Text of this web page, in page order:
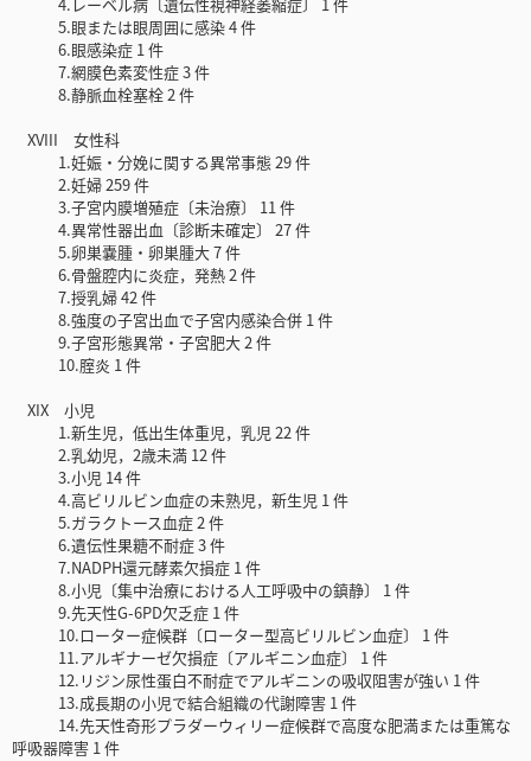
5.眼または眼周囲に感染 4 件
6.眼感染症 1 件
7.網膜色素変性症 3 件
8.静脈血栓塞栓 2 件
XVIII 女性科
1.妊娠・分娩に関する異常事態 29 件
2.妊婦 259 件
3.子宮内膜増殖症〔未治療〕 11 件
4.異常性器出血〔診断未確定〕 27 件
5.卵巣嚢腫・卵巣腫大 7 件
6.骨盤腔内に炎症，発熱 2 件
7.授乳婦 42 件
8.強度の子宮出血で子宮内感染合併 1 件
9.子宮形態異常・子宮肥大 2 件
10.腟炎 1 件
XIX 小児
1.新生児，低出生体重児，乳児 22 件
2.乳幼児，2歳未満 12 件
3.小児 14 件
4.高ビリルビン血症の未熟児，新生児 1 件
5.ガラクトース血症 2 件
6.遺伝性果糖不耐症 3 件
7.NADPH還元酵素欠損症 1 件
8.小児〔集中治療における人工呼吸中の鎮静〕 1 件
9.先天性G-6PD欠乏症 1 件
10.ローター症候群〔ローター型高ビリルビン血症〕 1 件
11.アルギナーゼ欠損症〔アルギニン血症〕 1 件
12.リジン尿性蛋白不耐症でアルギニンの吸収阻害が強い 1 件
13.成長期の小児で結合組織の代謝障害 1 件
14.先天性奇形プラダーウィリー症候群で高度な肥満または重篤な
呼吸器障害 1 件